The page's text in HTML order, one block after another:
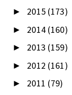
► 2015 (173)
► 2014 (160)
► 2013 (159)
► 2012 (161)
► 2011 (79)